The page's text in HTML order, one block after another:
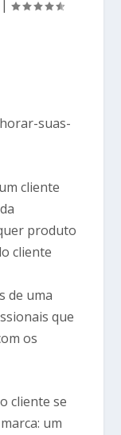
|
cliente
produto
cliente
de uma
que
os
cliente se
um